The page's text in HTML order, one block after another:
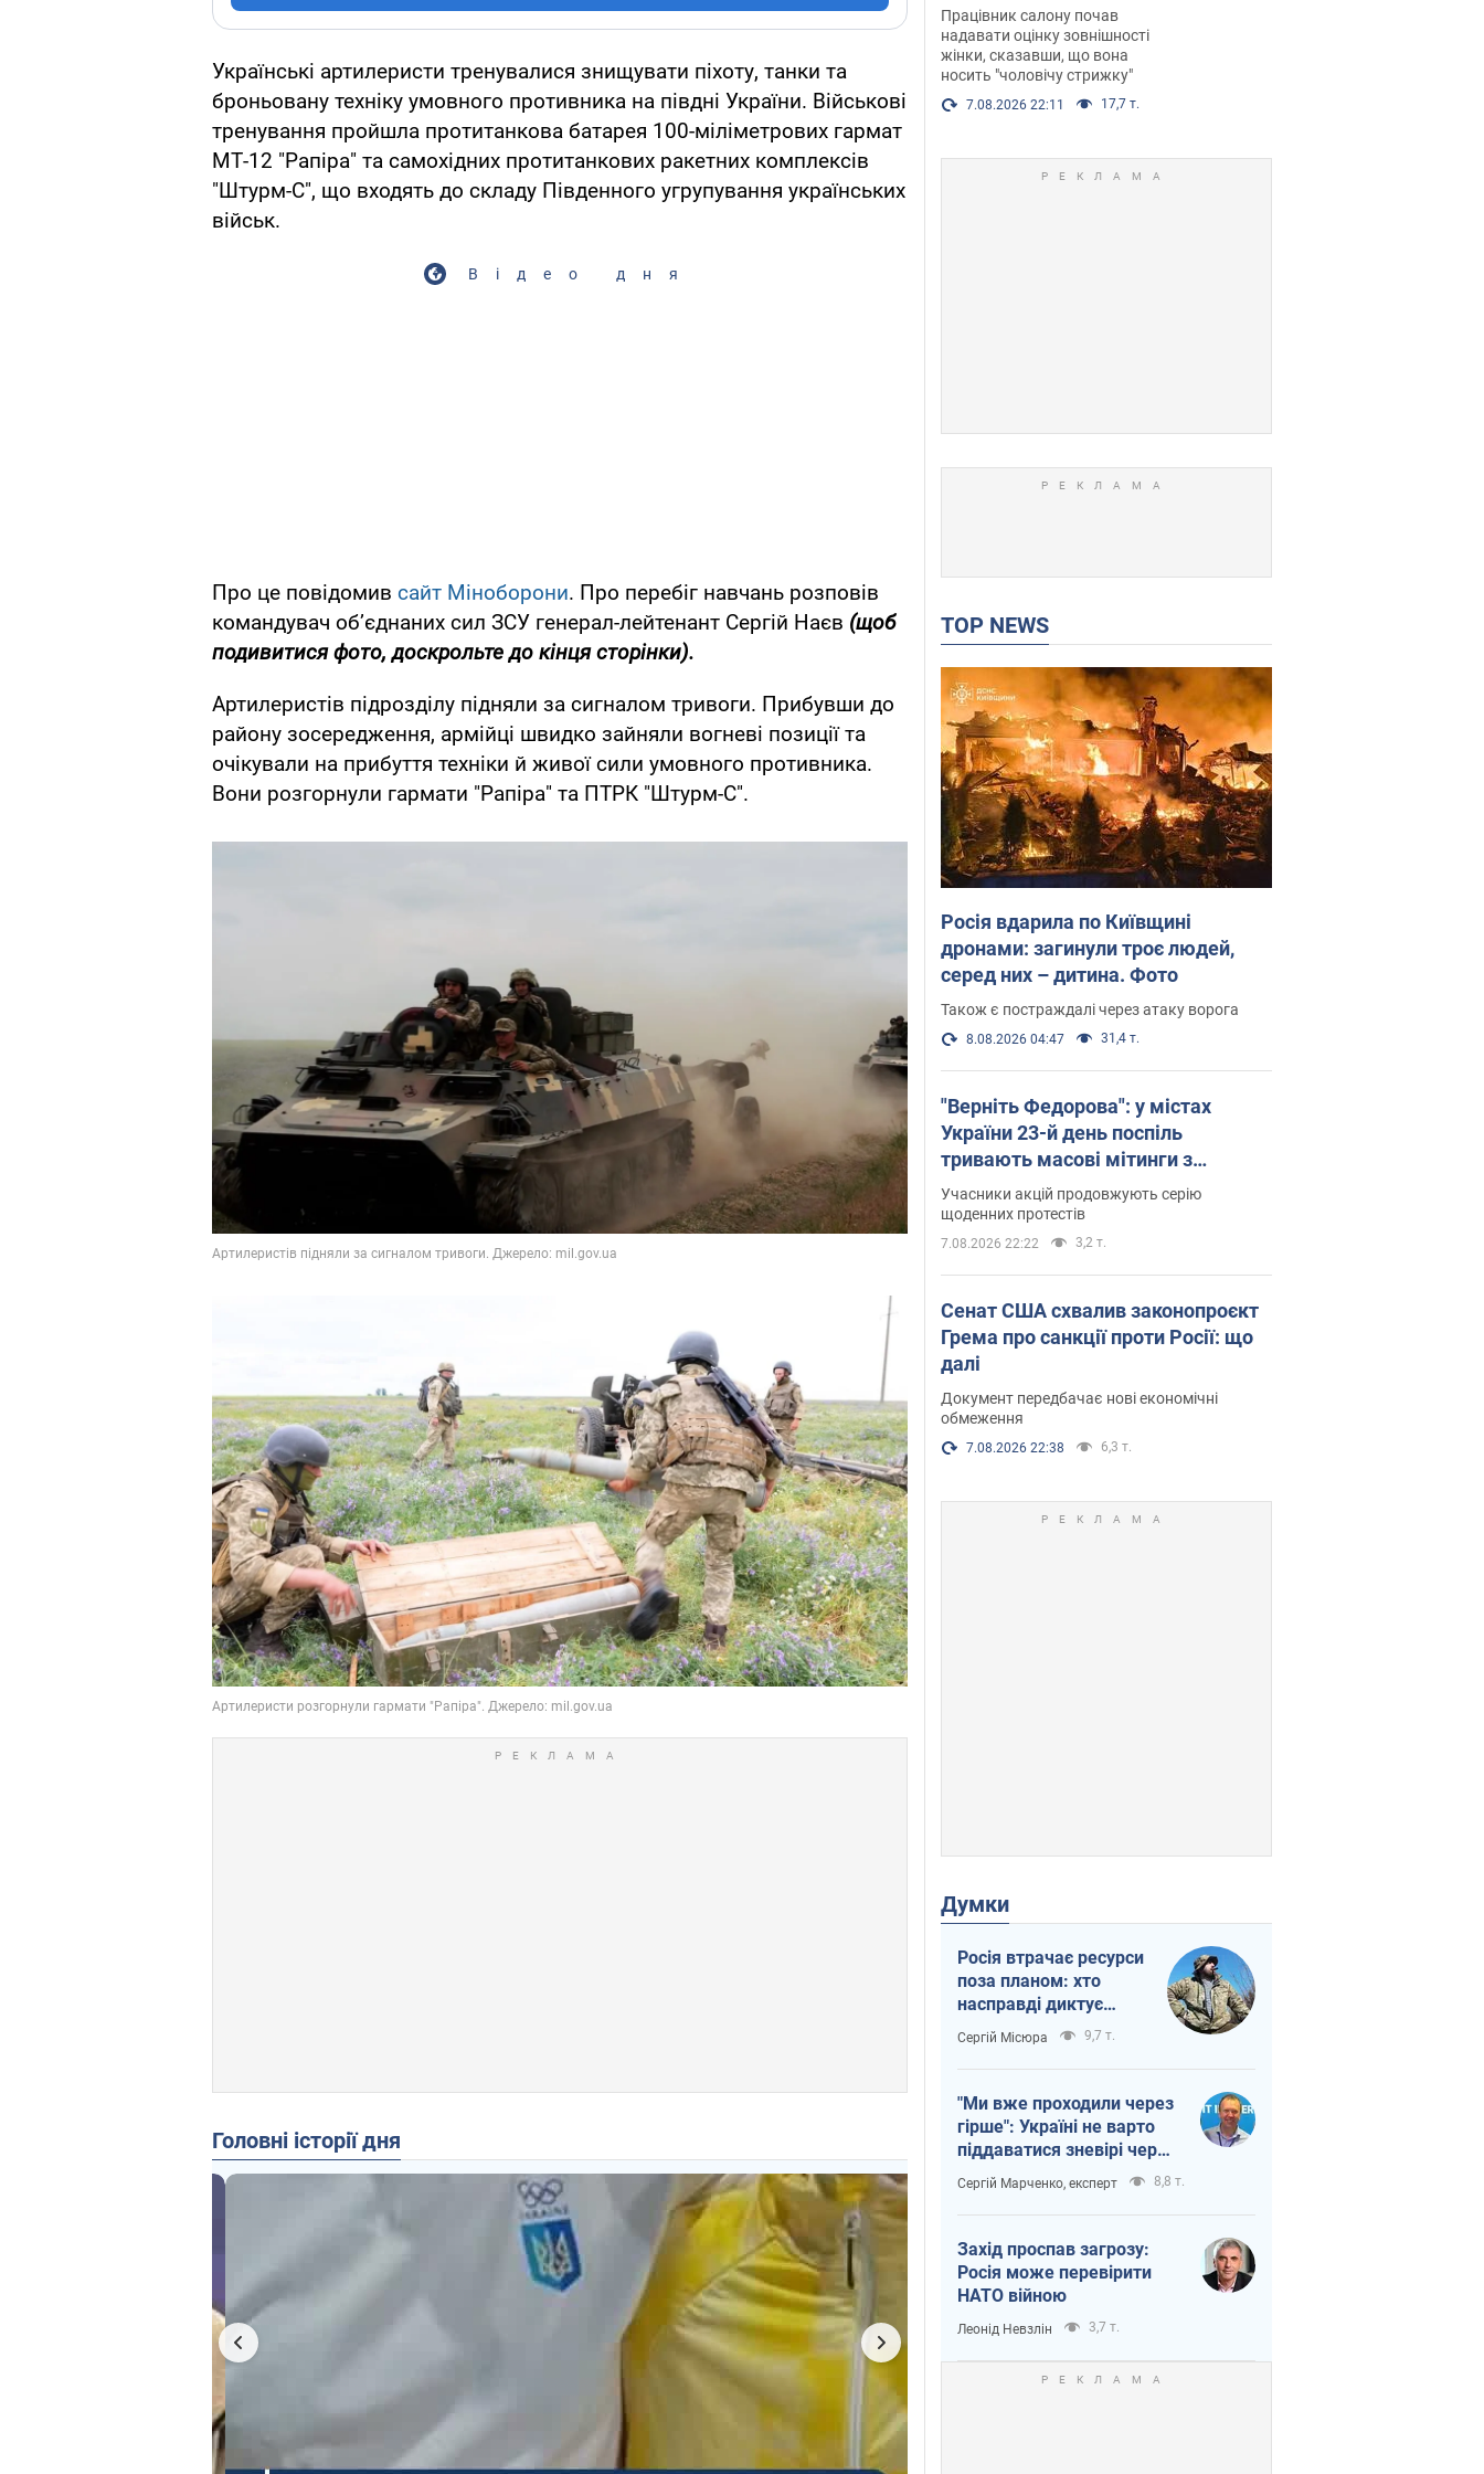
Українські артилеристи тренувалися знищувати піхоту, танки та
броньовану техніку умовного противника на півдні України. Військові
тренування пройшла протитанкова батарея 100-міліметрових гармат
МТ-12 "Рапіра" та самохідних протитанкових ракетних комплексів
"Штурм-С", що входять до складу Південного угрупування українських
військ.
Відео дня
Про це повідомив сайт Міноборони. Про перебіг навчань розповів
командувач об’єднаних сил ЗСУ генерал-лейтенант Сергій Наєв (щоб
подивитися фото, доскрольте до кінця сторінки).
Артилеристів підрозділу підняли за сигналом тривоги. Прибувши до
району зосередження, армійці швидко зайняли вогневі позиції та
очікували на прибуття техніки й живої сили умовного противника.
Вони розгорнули гармати "Рапіра" та ПТРК "Штурм-С".
Головні історії дня
після хімієтерапії,
розгорівся скандал.
Фото
Працівник салону почав
надавати оцінку зовнішності
жінки, сказавши, що вона
носить "чоловічу стрижку"
7.08.2026 22:11 17,7 т.
TOP NEWS
Росія вдарила по Київщині
дронами: загинули троє людей,
серед них – дитина. Фото
Також є постраждалі через атаку ворога
8.08.2026 04:47 31,4 т.
"Верніть Федорова": у містах
України 23-й день поспіль
тривають масові мітинги з
картонками. Фото і відео
Учасники акцій продовжують серію
щоденних протестів
7.08.2026 22:22 3,2 т.
Сенат США схвалив законопроєкт
Грема про санкції проти Росії: що
далі
Документ передбачає нові економічні
обмеження
7.08.2026 22:38 6,3 т.
Думки
Росія втрачає ресурси
поза планом: хто
насправді диктує
темп війни
Сергій Місюра 9,7 т.
"Ми вже проходили через
гірше": Україні не варто
піддаватися зневірі через
ракетний терор
Сергій Марченко, експерт 8,8 т.
Захід проспав загрозу:
Росія може перевірити
НАТО війною
Леонід Невзлін 3,7 т.